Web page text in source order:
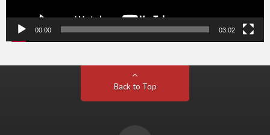
00:00 03:02
Back to Top